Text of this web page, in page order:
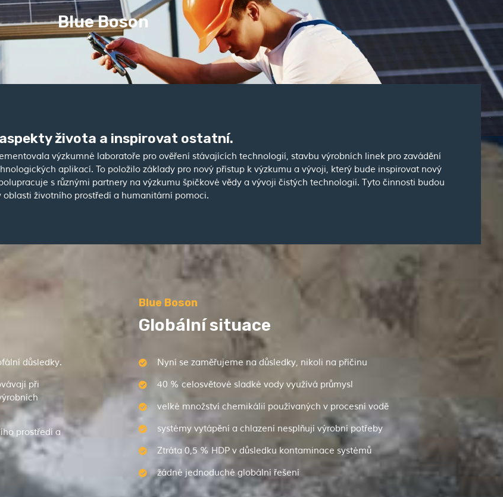
Blue Boson
života a inspirovat ostatní.
výzkumné laboratoře pro ověření stávajících technologií, stavbu výrobních linek pro zavádění
aplikací. To položilo základy pro nový přístup k výzkumu a vývoji, který bude inspirovat nový
s různými partnery na výzkumu špičkové vědy a vývoji čistých technologií. Tyto činnosti budou
životního prostředí a humanitární pomoci.
důsledky.
při
prostředí a
Blue Boson
Globální situace
Nyní se zaměřujeme na důsledky, nikoli na příčinu
40 % celosvětové sladké vody využívá průmysl
velké množství chemikálií používaných v procesní vodě
systémy vytápění a chlazení nesplňují výrobní potřeby
Ztráta 0,5 % HDP v důsledku kontaminace systémů
žádné jednoduché globální řešení